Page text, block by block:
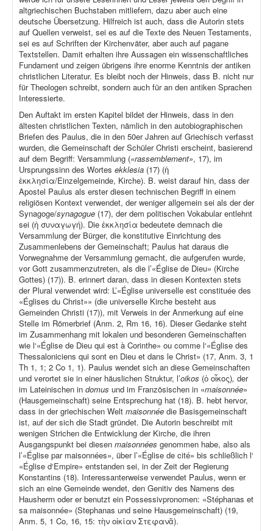
altgriechischen Buchstaben mitliefern, dazu aber auch eine
deutsche Übersetzung. Hilfreich ist auch, dass die Autorin stets
auf Quellen verweist, sei es auf die Texte des Neuen Testaments,
sei es auf Schriften der Kirchenväter, aber auch auf pagane
Textstellen. Damit erhalten ihre Aussagen ein wissenschaftliches
Fundament und zeigen übrigens ihre enorme Kenntnis der antiken
christlichen Literatur. Es bleibt noch der Hinweis, dass B. nicht nur
für Theologen schreibt, sondern auch für an den antiken Sprachen
Interessierte.
Den Auftakt im ersten Kapitel bildet der Hinweis, dass in den
ältesten christlichen Texten, nämlich in den autobiographischen
Briefen des Paulus, die in den 50er Jahren auf Griechisch verfasst
wurden, die Gemeinschaft der Schüler Christi erscheint, basierend
auf dem Begriff: Versammlung («rassemblement», 17), im
Ursprungssinn des Wortes ekklesia (17) (ἡ
ἐκκλησία/Einzelgemeinde, Kirche). B. weist darauf hin, dass der
Apostel Paulus als erster diesen technischen Begriff in einem
religiösen Kontext verwendet, der weniger allgemein sei als der der
Synagoge/synagogue (17), der dem politischen Vokabular entlehnt
sei (ἡ συναγωγή). Die ἐκκλησία bedeutete demnach die
Versammlung der Bürger, die konstitutive Einrichtung des
Zusammenlebens der Gemeinschaft; Paulus hat daraus die
Vorwegnahme der Versammlung gemacht, die aufgerufen wurde,
vor Gott zusammenzutreten, als die l’«Église de Dieu» (Kirche
Gottes) (17)). B. erinnert daran, dass in diesen Kontexten stets
der Plural verwendet wird: L’«Église universelle est constituée des
«Églises du Christ»» (die universelle Kirche besteht aus
Gemeinden Christi (17)), mit Verweis in der Anmerkung auf eine
Stelle im Römerbrief (Anm. 2, Rm 16, 16). Dieser Gedanke steht
im Zusammenhang mit lokalen und besonderen Gemeinschaften
wie l‘«Église de Dieu qui est à Corinthe» ou comme l‘«Église des
Thessaloniciens qui sont en Dieu et dans le Christ» (17, Anm. 3, 1
Th 1, 1; 2 Co 1, 1). Paulus wendet sich an diese Gemeinschaften
und verortet sie in einer häuslichen Struktur, l’oikos (ὁ οἶκος), der
im Lateinischen in domus und im Französischen in «maisonnée»
(Hausgemeinschaft) seine Entsprechung hat (18). B. hebt hervor,
dass in der griechischen Welt maisonnée die Basisgemeinschaft
ist, auf der sich die Stadt gründet. Die Autorin beschreibt mit
wenigen Strichen die Entwicklung der Kirche, die ihren
Ausgangspunkt bei diesen maisonnées genommen habe, also als
l’«Église par maisonnées», über l’«Église de cité» bis schließlich l‘
«Église d‘Empire» entstanden sei, in der Zeit der Regierung
Konstantins (18). Interessanterweise verwendet Paulus, wenn er
sich an eine Gemeinde wendet, den Genitiv des Namens des
Hausherrn oder er benutzt ein Possessivpronomen: «Stéphanas et
sa maisonnée» (Stephanas und seine Hausgemeinschaft) (19,
Anm. 5, 1 Co, 16, 15: τὴν οἰκίαν Στεφανᾶ).